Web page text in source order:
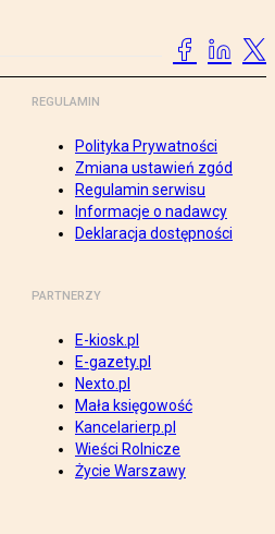
REGULAMIN
Polityka Prywatności
Zmiana ustawień zgód
Regulamin serwisu
Informacje o nadawcy
Deklaracja dostępności
PARTNERZY
E-kiosk.pl
E-gazety.pl
Nexto.pl
Mała księgowość
Kancelarierp.pl
Wieści Rolnicze
Życie Warszawy